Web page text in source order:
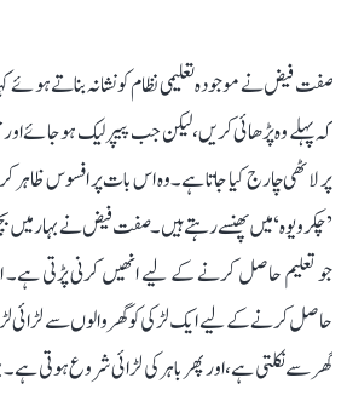
صفت فیض نے موجودہ تعلیمی نظام کو نشانہ بناتے ہوئے
کہ پہلے وہ پڑھائی کریں، لیکن جب پیپر لیک ہو جائے
پر لاٹھی چارج کیا جاتا ہے۔ وہ اس بات پر افسوس ظاہر
’چکرویوہ‘ میں پھنسے رہتے ہیں۔ صفت فیض نے بہار میں
جو تعلیم حاصل کرنے کے لیے انھیں کرنی پڑتی ہے۔
حاصل کرنے کے لیے ایک لڑکی کو گھر والوں سے لڑائی
گھر سے نکلتی ہے، اور پھر باہر کی لڑائی شروع ہوتی ہے۔